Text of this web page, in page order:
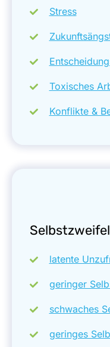
Stress
Toxisches
Konflikte &
Selbstzweifel
latente
geringer
schwaches
geringes